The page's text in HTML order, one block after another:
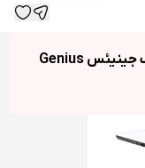
برچسب پشت لپ تاپ شفاف جینیئس Genius